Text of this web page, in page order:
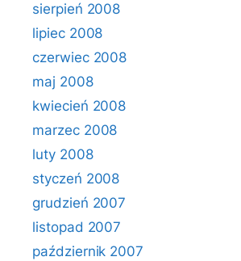
sierpień 2008
lipiec 2008
czerwiec 2008
maj 2008
kwiecień 2008
marzec 2008
luty 2008
styczeń 2008
grudzień 2007
listopad 2007
październik 2007